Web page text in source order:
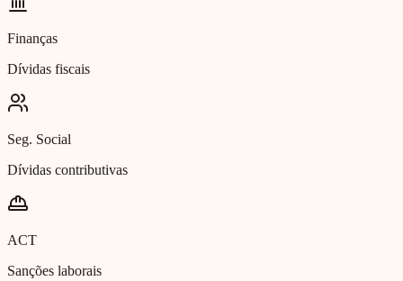
Finanças
Dívidas fiscais
Seg. Social
Dívidas contributivas
ACT
Sanções laborais